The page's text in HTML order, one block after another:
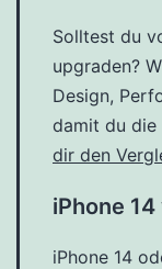
Solltest du
upgraden?
Design,
damit du
dir den
iPhone
iPhone 14